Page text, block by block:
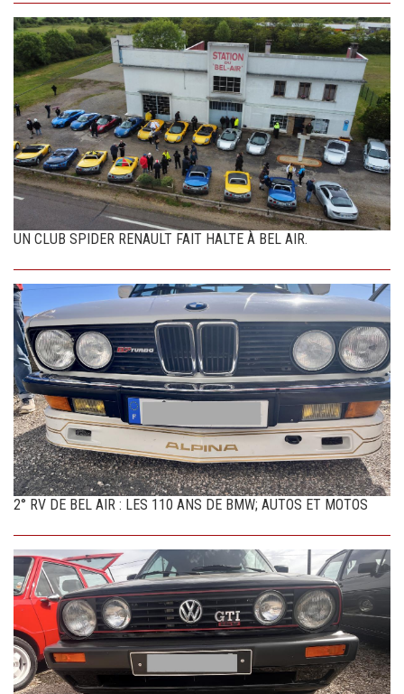
UN CLUB SPIDER RENAULT FAIT HALTE À BEL AIR.
2° RV DE BEL AIR : LES 110 ANS DE BMW; AUTOS ET MOTOS